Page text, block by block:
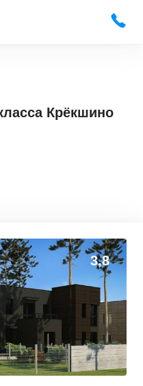
Крёкшино
3,8